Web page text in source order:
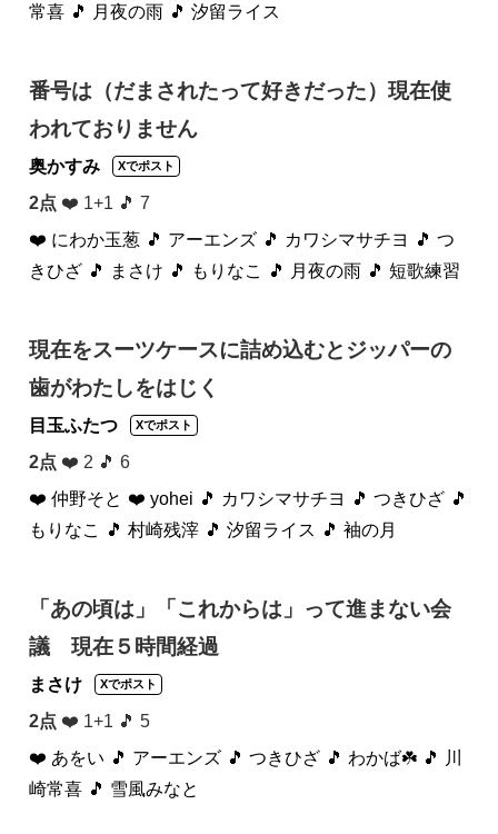
常喜 🎵 月夜の雨 🎵 汐留ライス
番号は（だまされたって好きだった）現在使
われておりません
奥かすみ Xでポスト
2点 ❤️ 1+1 🎵 7
❤️ にわか玉葱 🎵 アーエンズ 🎵 カワシマサチヨ
🎵 つ
きひざ 🎵 まさけ 🎵 もりなこ 🎵 月夜の雨 🎵 短歌練習
現在をスーツケースに詰め込むとジッパーの
歯がわたしをはじく
目玉ふたつ Xでポスト
2点 ❤️ 2 🎵 6
❤️ 仲野そと ❤️ yohei 🎵 カワシマサチヨ 🎵 つきひざ 🎵
もりなこ
🎵 村崎残滓 🎵 汐留ライス 🎵 袖の月
「あの頃は」「これからは」って進まない会
議 現在５時間経過
まさけ Xでポスト
2点 ❤️ 1+1 🎵 5
❤️ あをい 🎵 アーエンズ 🎵 つきひざ 🎵 わかば☘️ 🎵 川
崎常喜 🎵 雪風みなと